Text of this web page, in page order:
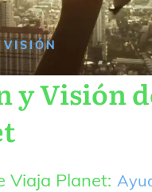
y Visión
Viaja Planet: